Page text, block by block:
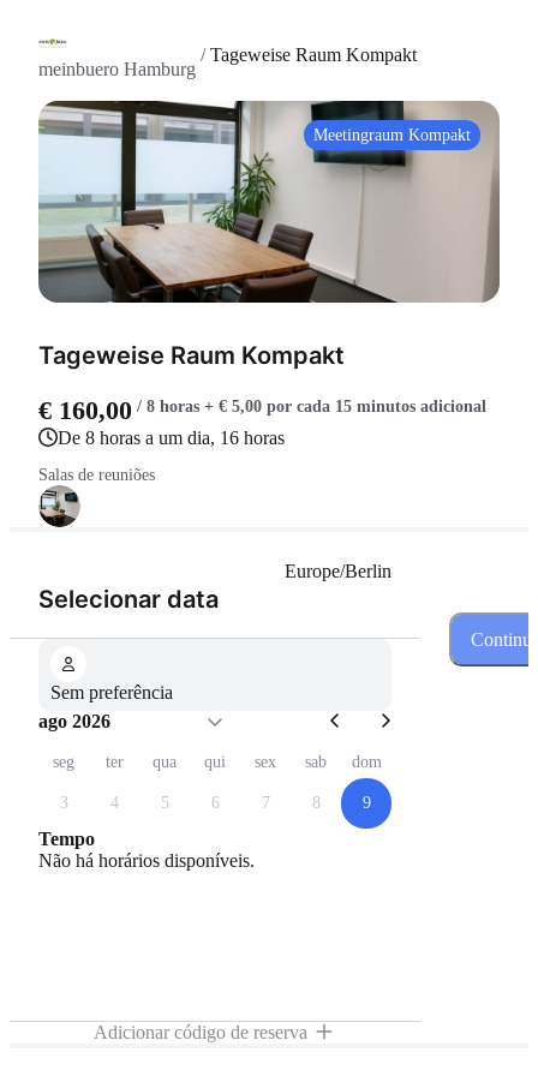
meinbuero Hamburg
/Tageweise Raum Kompakt
Meetingraum Kompakt
Tageweise Raum Kompakt
€ 160,00 / 8 horas + € 5,00 por cada 15 minutos adicional
De 8 horas a um dia, 16 horas
Salas de reuniões
Selecionar data(Passo 1 de 3)
Europe/Berlin
Sem preferência
ago 2026
seg ter qua qui sex sab dom
3 4 5 6 7 8 9
Tempo
Não há horários disponíveis.
Adicionar código de reserva